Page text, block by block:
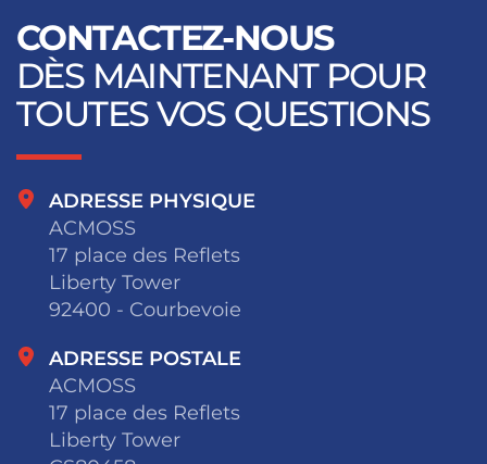
CONTACTEZ-NOUS
DÈS MAINTENANT POUR
TOUTES VOS QUESTIONS
ADRESSE PHYSIQUE
ACMOSS
17 place des Reflets
Liberty Tower
92400 - Courbevoie
ADRESSE POSTALE
ACMOSS
17 place des Reflets
Liberty Tower